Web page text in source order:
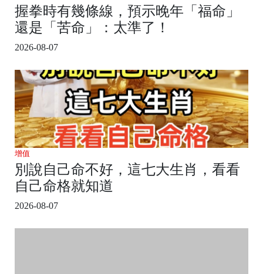
握拳時有幾條線，預示晚年「福命」
還是「苦命」：太準了！
2026-08-07
增值
別說自己命不好，這七大生肖，看看
自己命格就知道
2026-08-07